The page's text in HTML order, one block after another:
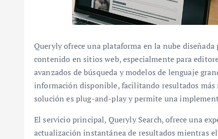
Queryly ofrece una plataforma en la nube
contenido en sitios web, especialmente para
avanzados de búsqueda y modelos de lenguaje
información disponible, facilitando resultados
solución es plug-and-play y permite una
El servicio principal, Queryly Search, ofrece una
actualización instantánea de resultados mientras